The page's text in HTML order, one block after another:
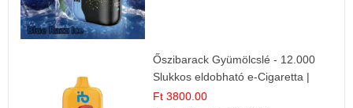
Őszibarack Gyümölcslé - 12.000
Slukkos eldobható e-Cigaretta |
Friss Gyümölcs Íz
Ft 3800.00